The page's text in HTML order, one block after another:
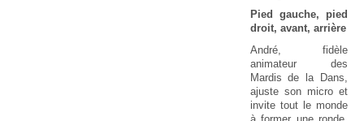
Pied gauche, pied
droit, avant, arrière
André, fidèle
animateur des
Mardis de la Dans,
ajuste son micro et
invite tout le monde